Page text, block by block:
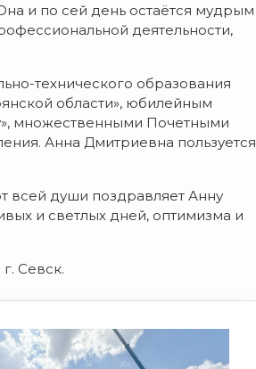
и по сей день остаётся мудрым
деятельности,
технического образования
области», юбилейным
множественными Почетными
Анна Дмитриевна пользуется
всей души поздравляет Анну
и светлых дней, оптимизма и
Севск.